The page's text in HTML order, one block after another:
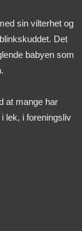
sin vilterhet og
Det
babyen som
at mange har
lek, i foreningsliv